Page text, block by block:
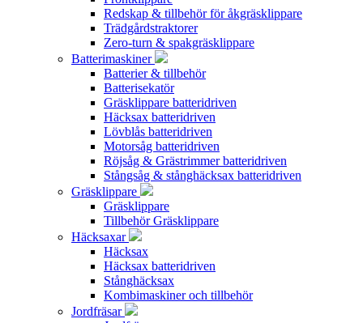
Redskap & tillbehör för åkgräsklippare
Trädgårdstraktorer
Zero-turn & spakgräsklippare
Batterimaskiner
Batterier & tillbehör
Batterisekatör
Gräsklippare batteridriven
Häcksax batteridriven
Lövblås batteridriven
Motorsåg batteridriven
Röjsåg & Grästrimmer batteridriven
Stångsåg & stånghäcksax batteridriven
Gräsklippare
Gräsklippare
Tillbehör Gräsklippare
Häcksaxar
Häcksax
Häcksax batteridriven
Stånghäcksax
Kombimaskiner och tillbehör
Jordfräsar